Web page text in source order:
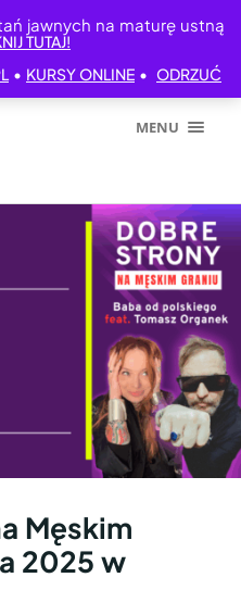
jawnych na maturę ustną
TUTAJ!
• KURSY ONLINE • ODRZUĆ
MENU
Męskim
2025 w